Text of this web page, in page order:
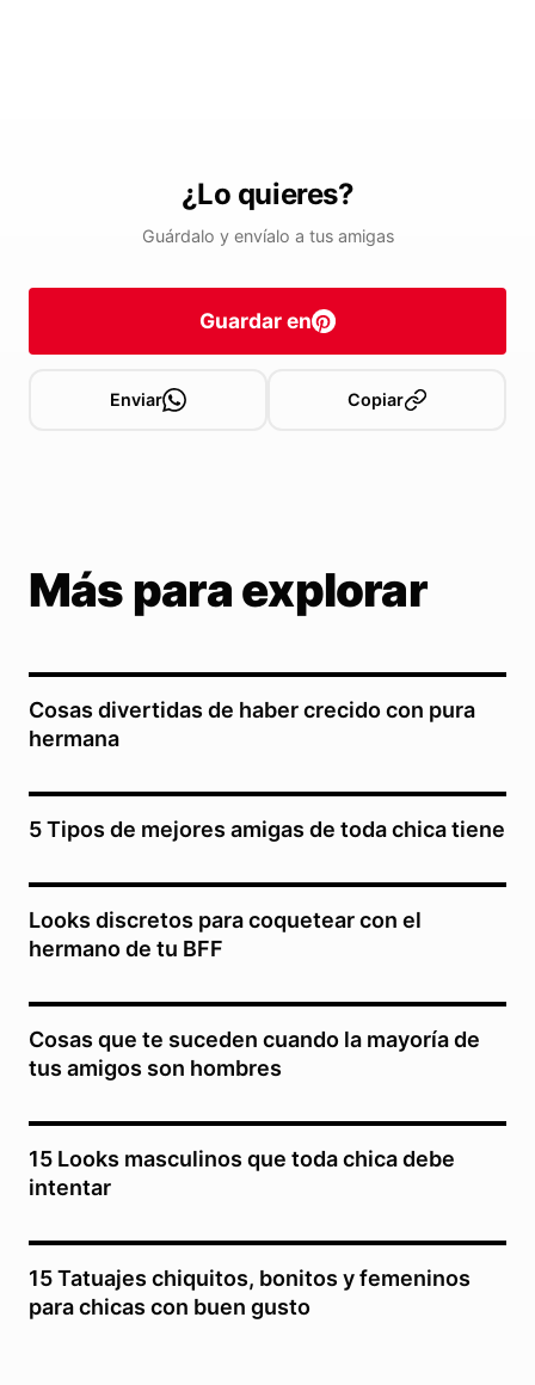
¿Lo quieres?
Guárdalo y envíalo a tus amigas
Guardar en
Enviar Copiar
Más para explorar
Cosas divertidas de haber crecido con pura
hermana
5 Tipos de mejores amigas de toda chica tiene
Looks discretos para coquetear con el
hermano de tu BFF
Cosas que te suceden cuando la mayoría de
tus amigos son hombres
15 Looks masculinos que toda chica debe
intentar
15 Tatuajes chiquitos, bonitos y femeninos
para chicas con buen gusto